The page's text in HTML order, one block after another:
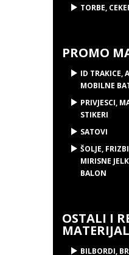
TORBE,
PROMO
ID TRAKICE,
MOBILNE
PRIVJESCI,
STIKERI
SATOVI
ŠOLJE,
MIRISNE
BALON
OSTALI I
MATERIJAL
BILBORDI,